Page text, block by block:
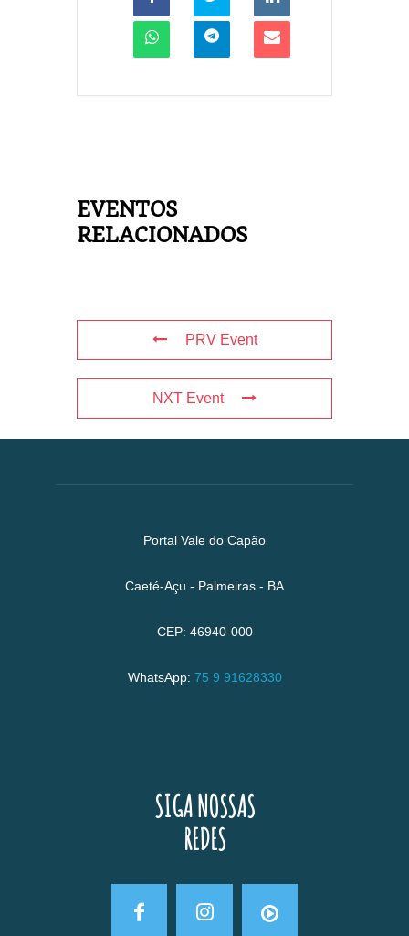
EVENTOS
RELACIONADOS
PRV Event
NXT Event
Portal Vale do Capão
Caeté-Açu - Palmeiras - BA
CEP: 46940-000
WhatsApp: 75 9 91628330
SIGA NOSSAS
REDES